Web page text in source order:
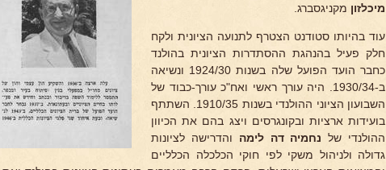
מיכלזון מקניגסברג.
עוד בהיותו סטודנט הצטרף לתנועה הציונית ולקח
חלק פעיל בהנהגת ההסתדרות הציונית בהולנד
כחבר הועד הפועל שלה בשנות 1924/30 ונשיאה
ב-1930/34. היה עורך ראשי ואח"כ עורך-כבוד של
השבועון הציוני ההולנדי בשנות 1910/35. השתתף
בועידות ארציות ובקונגרסים ויצג בהם את הכיוון
ההולנדי של נחמיה דה לימה והדרישה לציונות
גדולה ולניהול משקי לפי חוקי הכלכלה הכלליים